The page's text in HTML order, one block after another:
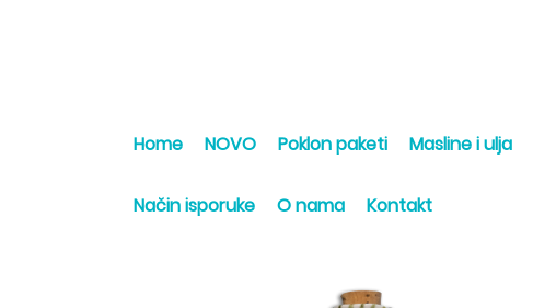
Home NOVO Poklon paketi Masline i ulja
Način isporuke O nama Kontakt